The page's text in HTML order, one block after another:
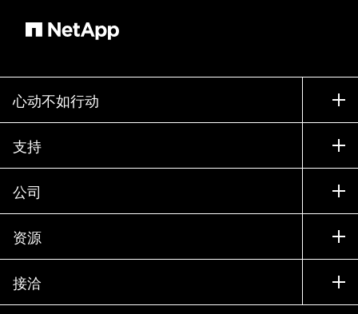
心动不如行动
如何购买
联系销售部门
寻找合作伙伴
试用产品
贵宾体验中心
产品 A-Z
支持
支持
训练
文档中心
知识库
社区
公司
公司
合作伙伴
招聘
资源
新闻中心
活动
接洽